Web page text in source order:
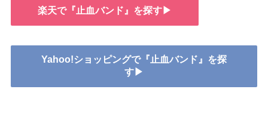
楽天で『止血バンド』を探す▶
Yahoo!ショッピングで『止血バンド』を探
す▶